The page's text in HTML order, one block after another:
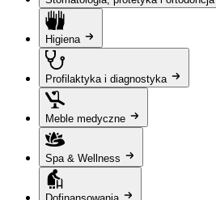
Higiena
Profilaktyka i diagnostyka
Meble medyczne
Spa & Wellness